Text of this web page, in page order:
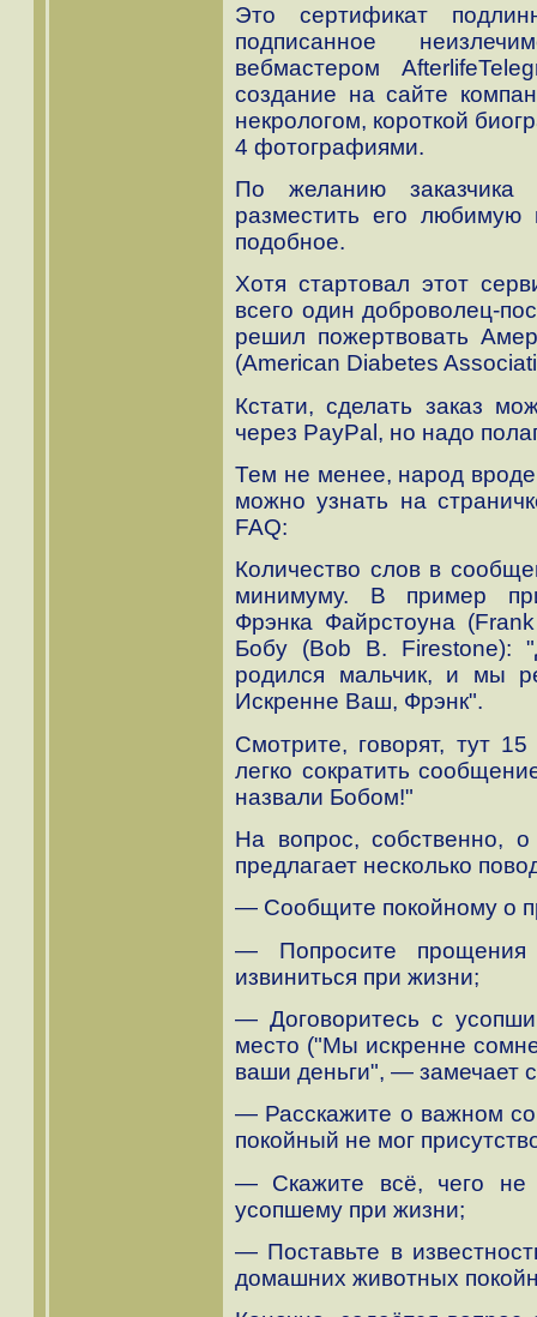
Это сертификат
подписанное
вебмастером
создание на сайте
некрологом, короткой
4 фотографиями.
По желанию
разместить его
подобное.
Хотя стартовал этот
всего один доброволец-
решил пожертвовать
(American Diabetes
Кстати, сделать заказ
через PayPal, но надо
Тем не менее, народ вроде
можно узнать на
FAQ:
Количество слов в
минимуму. В пример
Фрэнка Файрстоуна
Бобу (Bob B. Firestone):
родился мальчик, и мы
Искренне Ваш, Фрэнк".
Смотрите, говорят, тут
легко сократить
назвали Бобом!"
На вопрос, собственно,
предлагает несколько
— Сообщите покойному о
— Попросите
извиниться при жизни;
— Договоритесь с
место ("Мы искренне
ваши деньги", — замечает
— Расскажите о важном
покойный не мог
— Скажите всё, чего не
усопшему при жизни;
— Поставьте в
домашних животных